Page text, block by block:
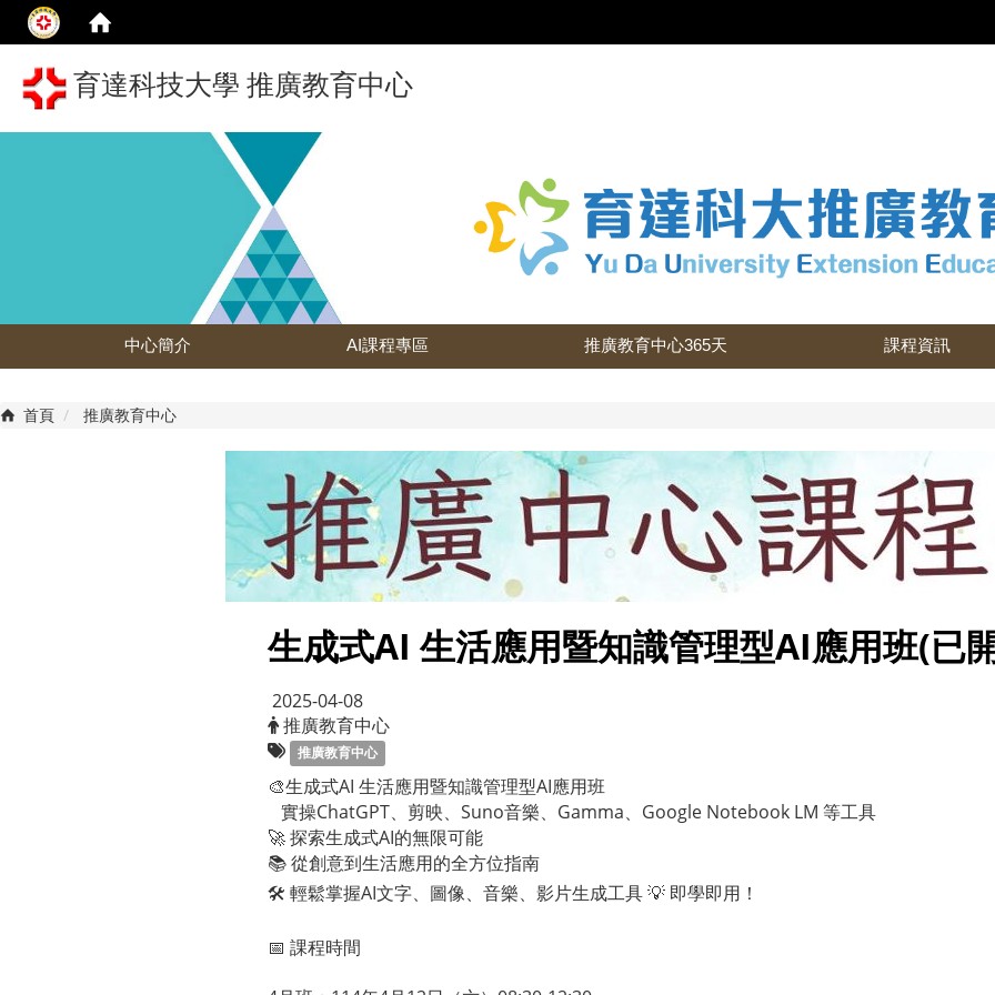
育達科技大學 推廣教育中心
中心簡介 AI課程專區 推廣教育中心365天 課程資訊
首頁 推廣教育中心
生成式AI 生活應用暨知識管理型AI應用班(已
2025-04-08
推廣教育中心
推廣教育中心
🎨生成式AI 生活應用暨知識管理型AI應用班
實操ChatGPT、剪映、Suno音樂、Gamma、Google Notebook LM 等工具
🚀 探索生成式AI的無限可能
📚 從創意到生活應用的全方位指南
🛠️ 輕鬆掌握AI文字、圖像、音樂、影片生成工具 💡 即學即用！
📅 課程時間